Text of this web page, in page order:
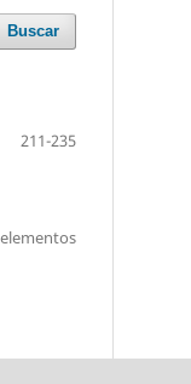
Buscar
211-235